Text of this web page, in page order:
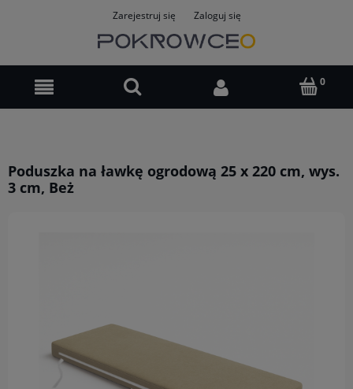
Zarejestruj się Zaloguj się
Poduszka na ławkę ogrodową 25 x 220 cm, wys.
3 cm, Beż